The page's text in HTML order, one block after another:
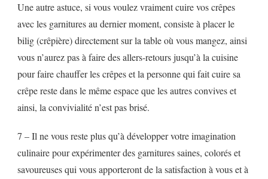
Une autre astuce, si vous voulez vraiment cuire vos crêpes
avec les garnitures au dernier moment, consiste à placer le
bilig (crêpière) directement sur la table où vous mangez, ainsi
vous n’aurez pas à faire des allers-retours jusqu’à la cuisine
pour faire chauffer les crêpes et la personne qui fait cuire sa
crêpe reste dans le même espace que les autres convives et
ainsi, la convivialité n’est pas brisé.
7 – Il ne vous reste plus qu’à développer votre imagination
culinaire pour expérimenter des garnitures saines, colorés et
savoureuses qui vous apporteront de la satisfaction à vous et à